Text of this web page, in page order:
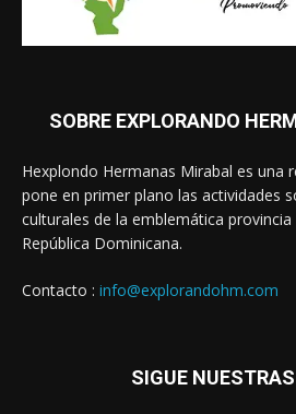
SOBRE EXPLORANDO
Hexplondo Hermanas Mirabal es una
pone en primer plano las actividades
culturales de la emblemática
República Dominicana.
Contacto : info@explorandohm.com
SIGUE NUESTRAS